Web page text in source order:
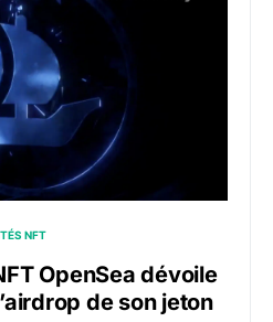
NFT
OpenSea dévoile
de son jeton